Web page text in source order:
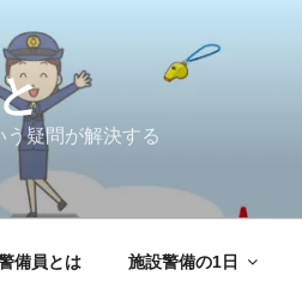
疑問が解決する
備員とは 施設警備の1日